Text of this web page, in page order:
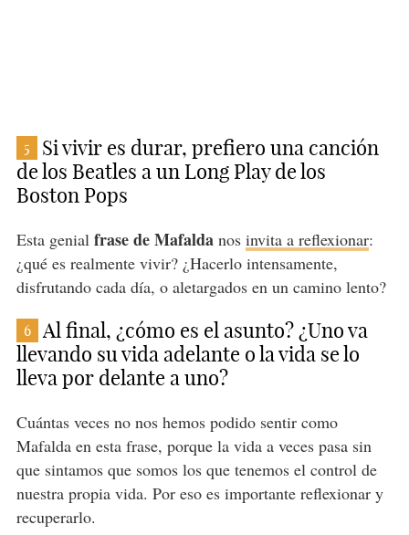
5
Si vivir es durar, prefiero una canción
de los Beatles a un Long Play de los
Boston Pops
Esta genial frase de Mafaldanos invita a reflexionar:
¿qué es realmente vivir? ¿Hacerlo intensamente,
disfrutando cada día, o aletargados en un camino lento?
6
Al final, ¿cómo es el asunto? ¿Uno va
llevando su vida adelante o la vida se lo
lleva por delante a uno?
Cuántas veces no nos hemos podido sentir como
Mafalda en esta frase, porque la vida a veces pasa sin
que sintamos que somos los que tenemos el control de
nuestra propia vida. Por eso es importante reflexionar y
recuperarlo.